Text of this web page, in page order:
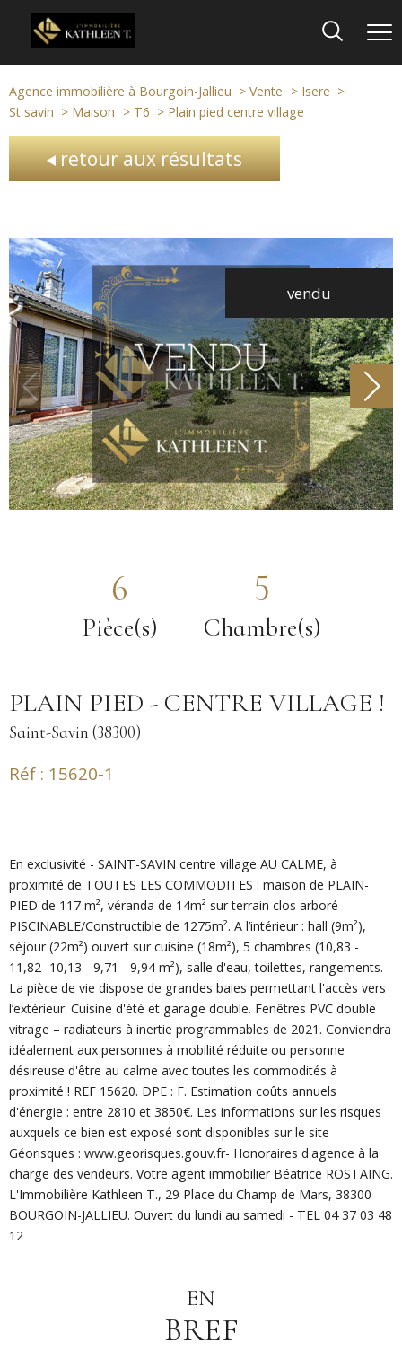
Agence immobilière à Bourgoin-Jallieu Vente
Isere
St savin
Maison T6 Plain pied centre village
retour aux résultats
vendu
6
Pièce(s)
5
Chambre(s)
PLAIN PIED - CENTRE VILLAGE !
Saint-Savin (38300)
Réf : 15620-1
En exclusivité - SAINT-SAVIN centre village AU CALME, à
proximité de TOUTES LES COMMODITES : maison de PLAIN-
PIED de 117 m², véranda de 14m² sur terrain clos arboré
PISCINABLE/Constructible de 1275m². A l’intérieur : hall (9m²),
séjour (22m²) ouvert sur cuisine (18m²), 5 chambres (10,83 -
11,82- 10,13 - 9,71 - 9,94 m²), salle d'eau, toilettes, rangements.
La pièce de vie dispose de grandes baies permettant l'accès vers
l’extérieur. Cuisine d'été et garage double. Fenêtres PVC double
vitrage – radiateurs à inertie programmables de 2021. Conviendra
idéalement aux personnes à mobilité réduite ou personne
désireuse d'être au calme avec toutes les commodités à
proximité ! REF 15620. DPE : F. Estimation coûts annuels
d'énergie : entre 2810 et 3850€. Les informations sur les risques
auxquels ce bien est exposé sont disponibles sur le site
Géorisques : www.georisques.gouv.fr- Honoraires d'agence à la
charge des vendeurs. Votre agent immobilier Béatrice ROSTAING.
L'Immobilière Kathleen T., 29 Place du Champ de Mars, 38300
BOURGOIN-JALLIEU. Ouvert du lundi au samedi - TEL 04 37 03 48
12
EN
BREF